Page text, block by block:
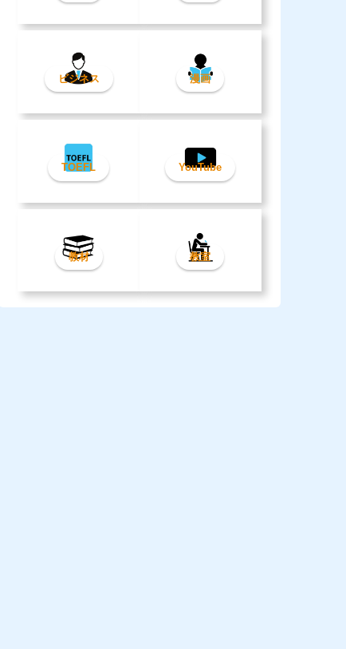
ビジネス 漫画
TOEFL YouTube
教材 教室